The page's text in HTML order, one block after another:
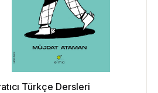
Türkçe Dersleri